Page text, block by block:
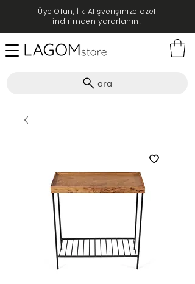
ara
Üye Olun, İlk Alışverişinize özel
indirimden yararlanın!